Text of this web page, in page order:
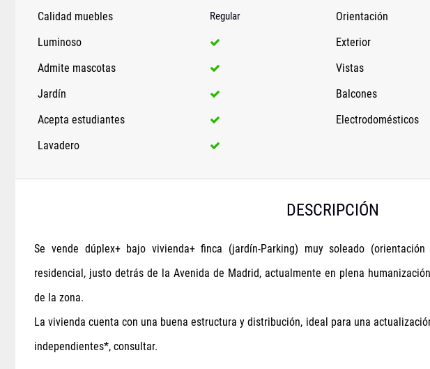
Calidad muebles
Regular Orientación
Luminoso
Exterior
Admite mascotas
Vistas
Jardín
Balcones
Acepta estudiantes
Electrodomésticos
Lavadero
DESCRIPCIÓN
Se vende dúplex+ bajo vivienda+ finca (jardín-Parking) muy soleado
residencial, justo detrás de la Avenida de Madrid, actualmente en plena
de la zona.
La vivienda cuenta con una buena estructura y distribución, ideal para una
independientes*, consultar.